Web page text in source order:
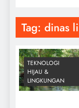
Tag: dinas
TEKNOLOGI
HIJAU &
LINGKUNGAN